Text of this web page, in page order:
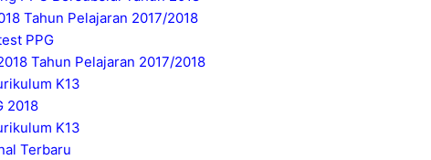
Tahun Pelajaran 2017/2018
PPG
Tahun Pelajaran 2017/2018
K13
2018
K13
Terbaru